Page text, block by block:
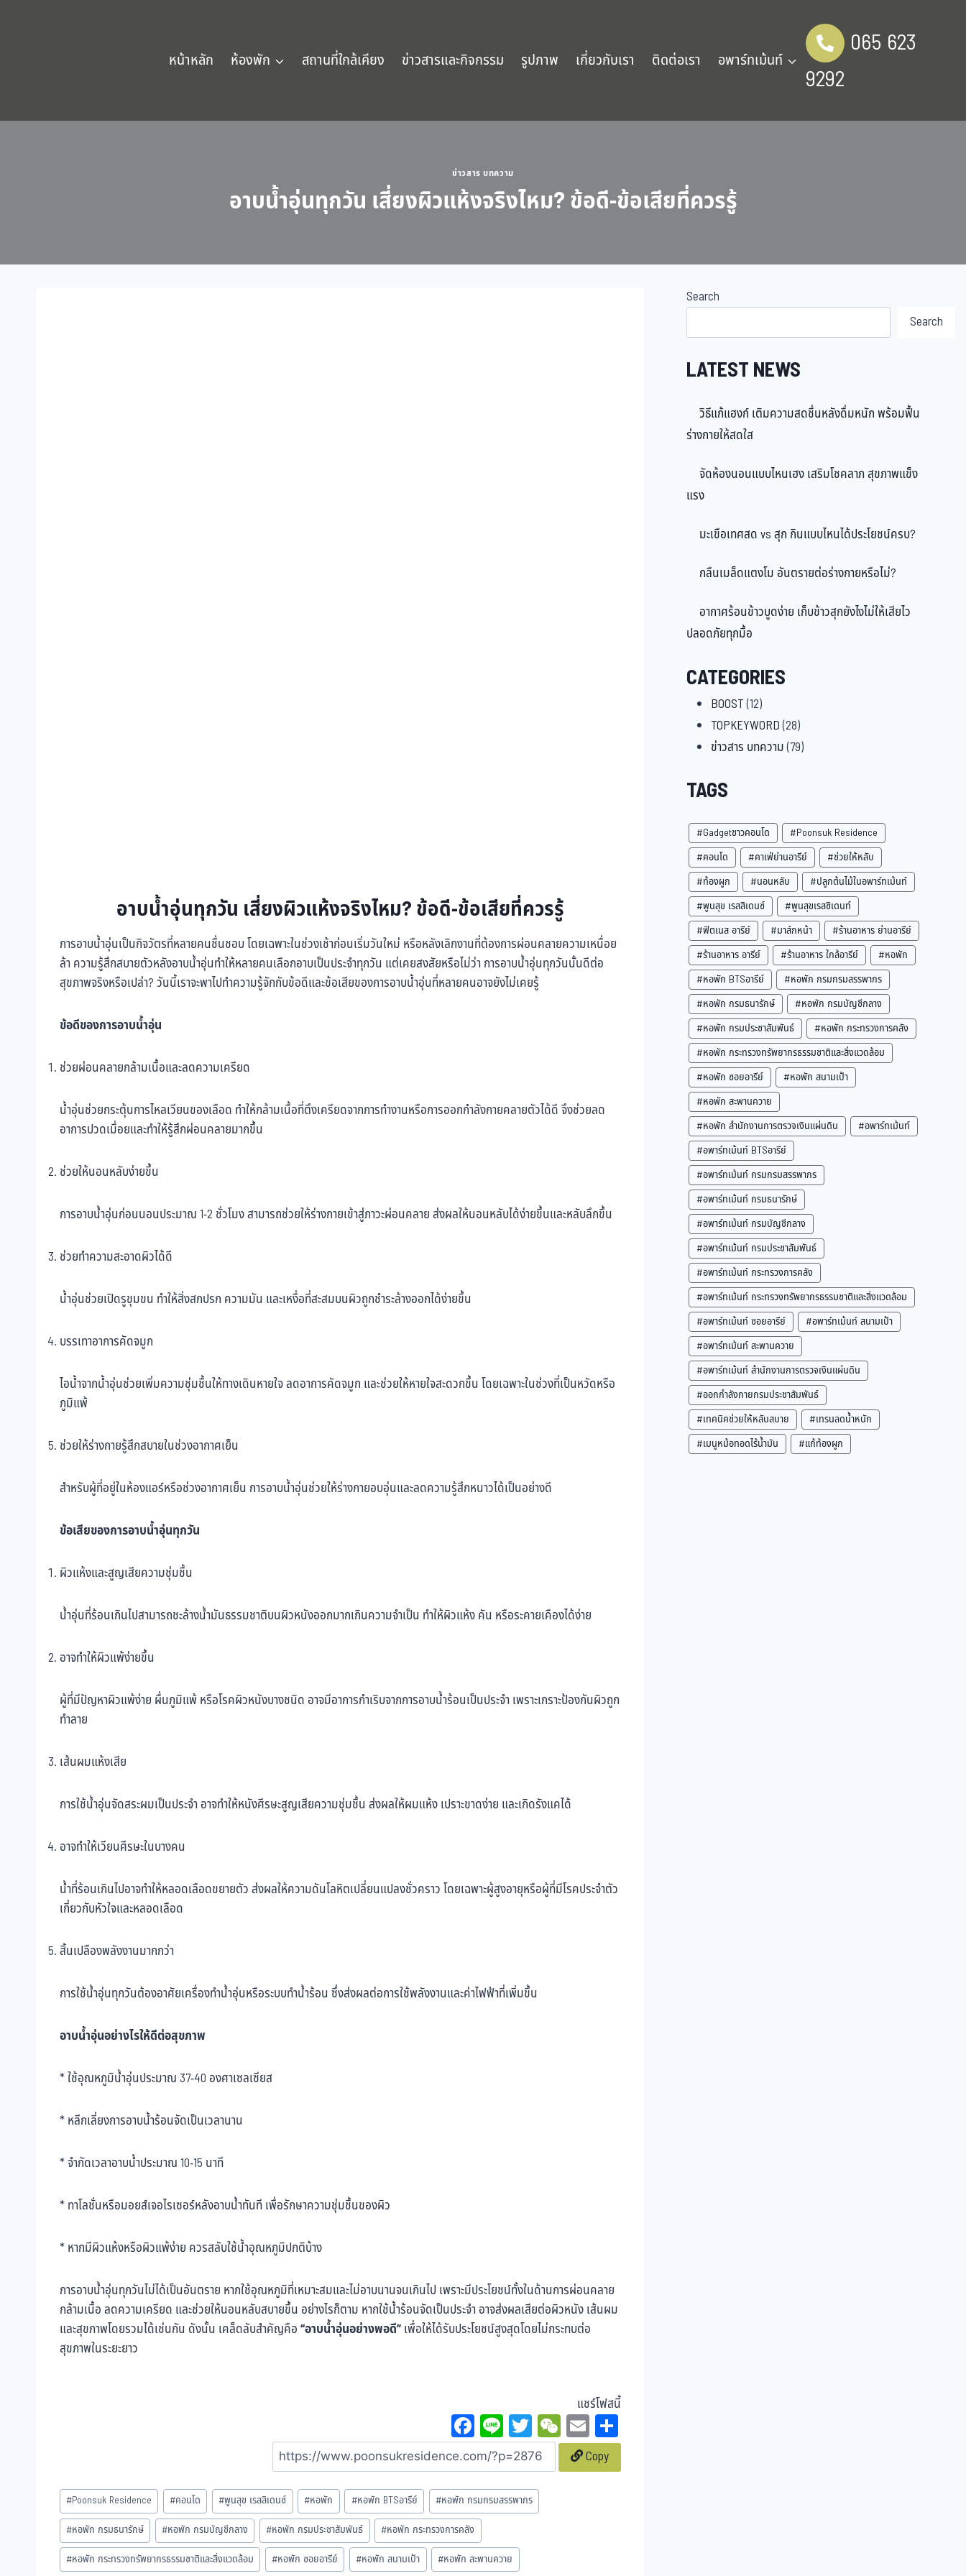
หน้าหลัก ห้องพัก สถานที่ใกล้เคียง ข่าวสารและกิจกรรม รูปภาพ เกี่ยวกับเรา ติดต่อเรา อพาร์ทเม้นท์
065 623
9292
ข่าวสาร บทความ
อาบน้ำอุ่นทุกวัน เสี่ยงผิวแห้งจริงไหม? ข้อดี-ข้อเสียที่ควรรู้
อาบน้ำอุ่นทุกวัน เสี่ยงผิวแห้งจริงไหม? ข้อดี-ข้อเสียที่ควรรู้
การอาบน้ำอุ่นเป็นกิจวัตรที่หลายคนชื่นชอบ โดยเฉพาะในช่วงเช้าก่อนเริ่มวันใหม่ หรือหลังเลิกงานที่ต้องการผ่อนคลายความเหนื่อย
ล้า ความรู้สึกสบายตัวหลังอาบน้ำอุ่นทำให้หลายคนเลือกอาบเป็นประจำทุกวัน แต่เคยสงสัยหรือไม่ว่า การอาบน้ำอุ่นทุกวันนั้นดีต่อ
สุขภาพจริงหรือเปล่า? วันนี้เราจะพาไปทำความรู้จักกับข้อดีและข้อเสียของการอาบน้ำอุ่นที่หลายคนอาจยังไม่เคยรู้
ข้อดีของการอาบน้ำอุ่น
ช่วยผ่อนคลายกล้ามเนื้อและลดความเครียด
น้ำอุ่นช่วยกระตุ้นการไหลเวียนของเลือด ทำให้กล้ามเนื้อที่ตึงเครียดจากการทำงานหรือการออกกำลังกายคลายตัวได้ดี จึงช่วยลด
อาการปวดเมื่อยและทำให้รู้สึกผ่อนคลายมากขึ้น
ช่วยให้นอนหลับง่ายขึ้น
การอาบน้ำอุ่นก่อนนอนประมาณ 1-2 ชั่วโมง สามารถช่วยให้ร่างกายเข้าสู่ภาวะผ่อนคลาย ส่งผลให้นอนหลับได้ง่ายขึ้นและหลับลึกขึ้น
ช่วยทำความสะอาดผิวได้ดี
น้ำอุ่นช่วยเปิดรูขุมขน ทำให้สิ่งสกปรก ความมัน และเหงื่อที่สะสมบนผิวถูกชำระล้างออกได้ง่ายขึ้น
บรรเทาอาการคัดจมูก
ไอน้ำจากน้ำอุ่นช่วยเพิ่มความชุ่มชื้นให้ทางเดินหายใจ ลดอาการคัดจมูก และช่วยให้หายใจสะดวกขึ้น โดยเฉพาะในช่วงที่เป็นหวัดหรือ
ภูมิแพ้
ช่วยให้ร่างกายรู้สึกสบายในช่วงอากาศเย็น
สำหรับผู้ที่อยู่ในห้องแอร์หรือช่วงอากาศเย็น การอาบน้ำอุ่นช่วยให้ร่างกายอบอุ่นและลดความรู้สึกหนาวได้เป็นอย่างดี
ข้อเสียของการอาบน้ำอุ่นทุกวัน
ผิวแห้งและสูญเสียความชุ่มชื้น
น้ำอุ่นที่ร้อนเกินไปสามารถชะล้างน้ำมันธรรมชาติบนผิวหนังออกมากเกินความจำเป็น ทำให้ผิวแห้ง คัน หรือระคายเคืองได้ง่าย
อาจทำให้ผิวแพ้ง่ายขึ้น
ผู้ที่มีปัญหาผิวแพ้ง่าย ผื่นภูมิแพ้ หรือโรคผิวหนังบางชนิด อาจมีอาการกำเริบจากการอาบน้ำร้อนเป็นประจำ เพราะเกราะป้องกันผิวถูก
ทำลาย
เส้นผมแห้งเสีย
การใช้น้ำอุ่นจัดสระผมเป็นประจำ อาจทำให้หนังศีรษะสูญเสียความชุ่มชื้น ส่งผลให้ผมแห้ง เปราะขาดง่าย และเกิดรังแคได้
อาจทำให้เวียนศีรษะในบางคน
น้ำที่ร้อนเกินไปอาจทำให้หลอดเลือดขยายตัว ส่งผลให้ความดันโลหิตเปลี่ยนแปลงชั่วคราว โดยเฉพาะผู้สูงอายุหรือผู้ที่มีโรคประจำตัว
เกี่ยวกับหัวใจและหลอดเลือด
สิ้นเปลืองพลังงานมากกว่า
การใช้น้ำอุ่นทุกวันต้องอาศัยเครื่องทำน้ำอุ่นหรือระบบทำน้ำร้อน ซึ่งส่งผลต่อการใช้พลังงานและค่าไฟฟ้าที่เพิ่มขึ้น
อาบน้ำอุ่นอย่างไรให้ดีต่อสุขภาพ
* ใช้อุณหภูมิน้ำอุ่นประมาณ 37-40 องศาเซลเซียส
* หลีกเลี่ยงการอาบน้ำร้อนจัดเป็นเวลานาน
* จำกัดเวลาอาบน้ำประมาณ 10-15 นาที
* ทาโลชั่นหรือมอยส์เจอไรเซอร์หลังอาบน้ำทันที เพื่อรักษาความชุ่มชื้นของผิว
* หากมีผิวแห้งหรือผิวแพ้ง่าย ควรสลับใช้น้ำอุณหภูมิปกติบ้าง
การอาบน้ำอุ่นทุกวันไม่ได้เป็นอันตราย หากใช้อุณหภูมิที่เหมาะสมและไม่อาบนานจนเกินไป เพราะมีประโยชน์ทั้งในด้านการผ่อนคลาย
กล้ามเนื้อ ลดความเครียด และช่วยให้นอนหลับสบายขึ้น อย่างไรก็ตาม หากใช้น้ำร้อนจัดเป็นประจำ อาจส่งผลเสียต่อผิวหนัง เส้นผม
และสุขภาพโดยรวมได้เช่นกัน ดังนั้น เคล็ดลับสำคัญคือ“อาบน้ำอุ่นอย่างพอดี”เพื่อให้ได้รับประโยชน์สูงสุดโดยไม่กระทบต่อ
สุขภาพในระยะยาว
แชร์โฟสนี้
Fa
ce
bo
ok
Li
ne
T
wi
tt
er
W
eC
ha
E
m
ail
Copy
Post
Tags:
#Poonsuk Residence #คอนโด #พูนสุข เรสสิเดนซ์ #หอพัก #หอพัก BTSอารีย์ #หอพัก กรมกรมสรรพากร
#หอพัก กรมธนารักษ์ #หอพัก กรมบัญชีกลาง #หอพัก กรมประชาสัมพันธ์ #หอพัก กระทรวงการคลัง
#หอพัก กระทรวงทรัพยากรธรรมชาติและสิ่งแวดล้อม #หอพัก ซอยอารีย์ #หอพัก สนามเป้า #หอพัก สะพานควาย
Search
Search
LATEST NEWS
วิธีแก้แฮงก์ เติมความสดชื่นหลังดื่มหนัก พร้อมฟื้น
ร่างกายให้สดใส
จัดห้องนอนแบบไหนเฮง เสริมโชคลาภ สุขภาพแข็ง
แรง
มะเขือเทศสด vs สุก กินแบบไหนได้ประโยชน์ครบ?
กลืนเมล็ดแตงโม อันตรายต่อร่างกายหรือไม่?
อากาศร้อนข้าวบูดง่าย เก็บข้าวสุกยังไงไม่ให้เสียไว
ปลอดภัยทุกมื้อ
CATEGORIES
BOOST(12)
TOPKEYWORD(28)
ข่าวสาร บทความ(79)
TAGS
#Gadgetชาวคอนโด
#Poonsuk Residence
#คอนโด
#คาเฟ่ย่านอารีย์
#ช่วยให้หลับ
#ท้องผูก
#นอนหลับ
#ปลูกต้นไม้ในอพาร์ทเม้นท์
#พูนสุข เรสสิเดนซ์
#พูนสุขเรสซิเดนท์
#ฟิตเนส อารีย์
#มาส์กหน้า
#ร้านอาหาร ย่านอารีย์
#ร้านอาหาร อารีย์
#ร้านอาหาร ใกล้อารีย์
#หอพัก
#หอพัก BTSอารีย์
#หอพัก กรมกรมสรรพากร
#หอพัก กรมธนารักษ์
#หอพัก กรมบัญชีกลาง
#หอพัก กรมประชาสัมพันธ์
#หอพัก กระทรวงการคลัง
#หอพัก กระทรวงทรัพยากรธรรมชาติและสิ่งแวดล้อม
#หอพัก ซอยอารีย์
#หอพัก สนามเป้า
#หอพัก สะพานควาย
#หอพัก สำนักงานการตรวจเงินแผ่นดิน
#อพาร์ทเม้นท์
#อพาร์ทเม้นท์ BTSอารีย์
#อพาร์ทเม้นท์ กรมกรมสรรพากร
#อพาร์ทเม้นท์ กรมธนารักษ์
#อพาร์ทเม้นท์ กรมบัญชีกลาง
#อพาร์ทเม้นท์ กรมประชาสัมพันธ์
#อพาร์ทเม้นท์ กระทรวงการคลัง
#อพาร์ทเม้นท์ กระทรวงทรัพยากรธรรมชาติและสิ่งแวดล้อม
#อพาร์ทเม้นท์ ซอยอารีย์
#อพาร์ทเม้นท์ สนามเป้า
#อพาร์ทเม้นท์ สะพานควาย
#อพาร์ทเม้นท์ สำนักงานการตรวจเงินแผ่นดิน
#ออกกำลังกายกรมประชาสัมพันธ์
#เทคนิคช่วยให้หลับสบาย
#เทรนลดน้ำหนัก
#เมนูหม้อทอดไร้น้ำมัน
#แก้ท้องผูก